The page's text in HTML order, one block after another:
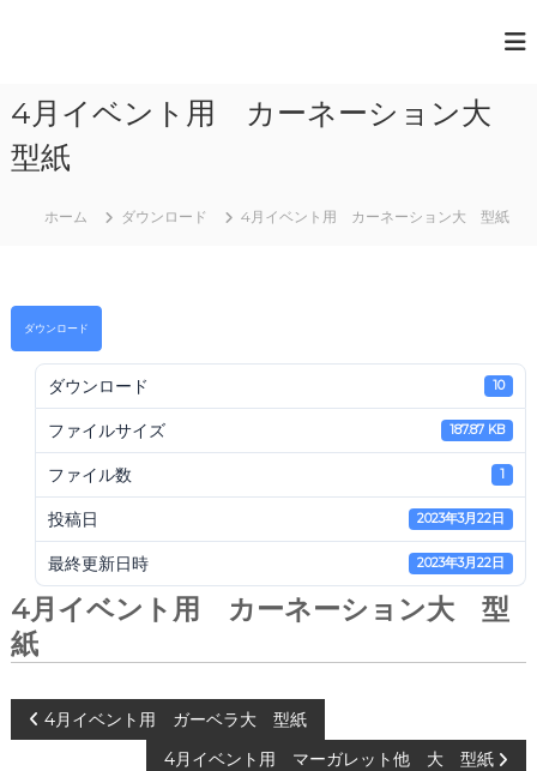
ツ
ス
社
団
法
パ
ー
ー
会
®
4月イベント用 カーネーション大
型紙
ホーム ダウンロード 4月イベント用 カーネーション大 型紙
ダウンロード
ダウンロード 10
ファイルサイズ 187.87 KB
ファイル数 1
投稿日 2023年3月22日
最終更新日時 2023年3月22日
4月イベント用 カーネーション大 型
紙
投4月イベント用 ガーベラ大 型紙
4月イベント用 マーガレット他 大 型紙